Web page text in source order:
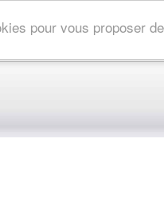
pour vous proposer